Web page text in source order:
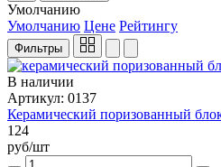
Умолчанию
Умолчанию Цене Рейтингу
Фильтры
В наличии
Артикул: 0137
Керамический поризованный
124
руб/шт